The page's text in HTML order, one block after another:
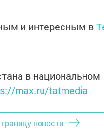
и интересным в
в национальном
max.ru/tatmedia
новости